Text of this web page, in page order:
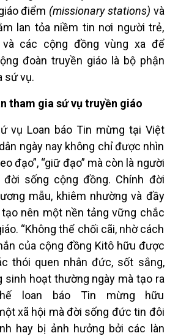
điểm (missionary stations) và
lan tỏa niềm tin nơi người trẻ,
các cộng đồng vùng xa để
đoàn truyền giáo là bộ phận
sứ vụ.
tham gia sứ vụ truyền giáo
vụ Loan báo Tin mừng tại Việt
ngày nay không chỉ được nhìn
đạo”, “giữ đạo” mà còn là người
đời sống cộng đồng. Chính đời
mẫu, khiêm nhường và đầy
tạo nên một nền tảng vững chắc
“Không thể chối cãi, nhờ cách
của cộng đồng Kitô hữu được
thói quen nhân đức, sốt sắng,
sinh hoạt thường ngày mà tạo ra
loan báo Tin mừng hữu
xã hội mà đời sống đức tin đôi
hay bị ảnh hưởng bởi các làn